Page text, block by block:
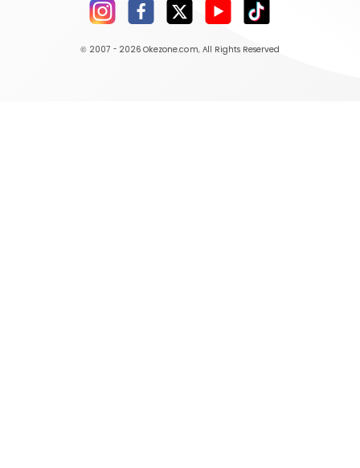
© 2007 - 2026 Okezone.com, All Rights Reserved